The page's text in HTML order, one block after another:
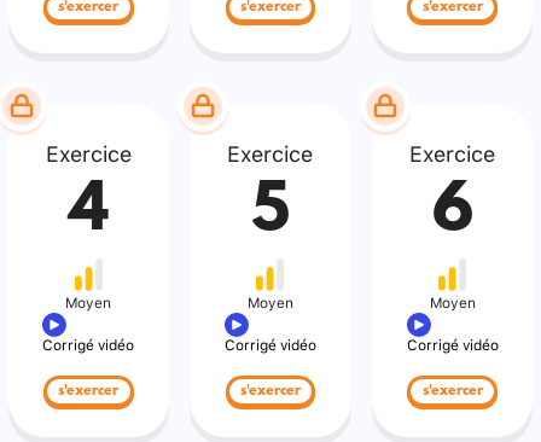
s'exercer s'exercer s'exercer
Exercice
4
Moyen
Corrigé vidéo
s'exercer
Exercice
5
Moyen
Corrigé vidéo
s'exercer
Exercice
6
Moyen
Corrigé vidéo
s'exercer